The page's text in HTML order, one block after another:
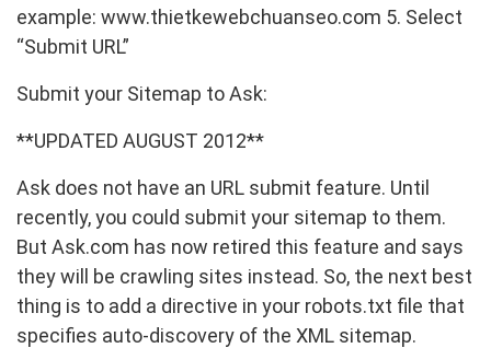
example: www.thietkewebchuanseo.com 5. Select
“Submit URL”
Submit your Sitemap to Ask:
**UPDATED AUGUST 2012**
Ask does not have an URL submit feature. Until
recently, you could submit your sitemap to them.
But Ask.com has now retired this feature and says
they will be crawling sites instead. So, the next best
thing is to add a directive in your robots.txt file that
specifies auto-discovery of the XML sitemap.